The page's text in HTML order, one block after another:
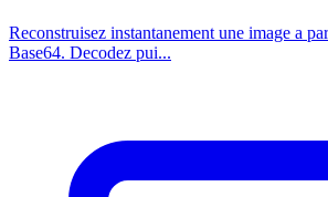
Reconstruisez instantanement une image a
Base64. Decodez pui...